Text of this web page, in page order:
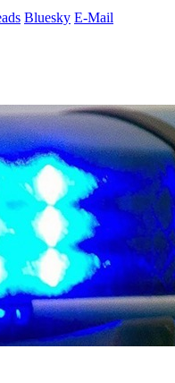
Bluesky E-Mail